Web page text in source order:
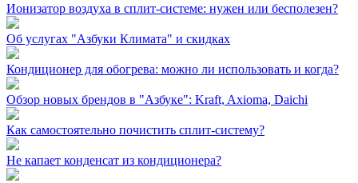
Ионизатор воздуха в сплит-системе: нужен или бесполезен?
Об услугах "Азбуки Климата" и скидках
Кондиционер для обогрева: можно ли использовать и когда?
Обзор новых брендов в "Азбуке": Kraft, Axioma, Daichi
Как самостоятельно почистить сплит-систему?
Не капает конденсат из кондиционера?